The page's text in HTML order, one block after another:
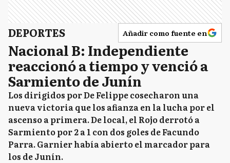
DEPORTES Añadir como fuente en
Nacional B: Independiente
reaccionó a tiempo y venció a
Sarmiento de Junín
Los dirigidos por De Felippe cosecharon una
nueva victoria que los afianza en la lucha por el
ascenso a primera. De local, el Rojo derrotó a
Sarmiento por 2 a 1 con dos goles de Facundo
Parra. Garnier había abierto el marcador para
los de Junín.